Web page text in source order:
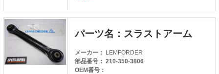
パーツ名：スラストアーム
メーカー： LEMFORDER
部品番号： 210-350-3806
OEM番号：